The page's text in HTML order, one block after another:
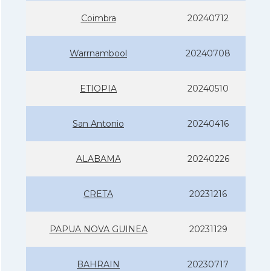
Coimbra 20240712
Warrnambool 20240708
ETIOPIA 20240510
San Antonio 20240416
ALABAMA 20240226
CRETA 20231216
PAPUA NOVA GUINEA 20231129
BAHRAIN 20230717